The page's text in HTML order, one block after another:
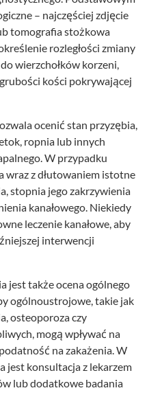
– najczęściej zdjęcie
tomografia stożkowa
rozległości zmiany
wierzchołków korzeni,
kości pokrywającej
ocenić stan przyzębia,
ropnia lub innych
W przypadku
wraz z dłutowaniem istotne
stopnia jego zakrzywienia
kanałowego. Niekiedy
leczenie kanałowe, aby
interwencji
jest także ocena ogólnego
ogólnoustrojowe, takie jak
osteoporoza czy
mogą wpływać na
na zakażenia. W
jest konsultacja z lekarzem
lub dodatkowe badania